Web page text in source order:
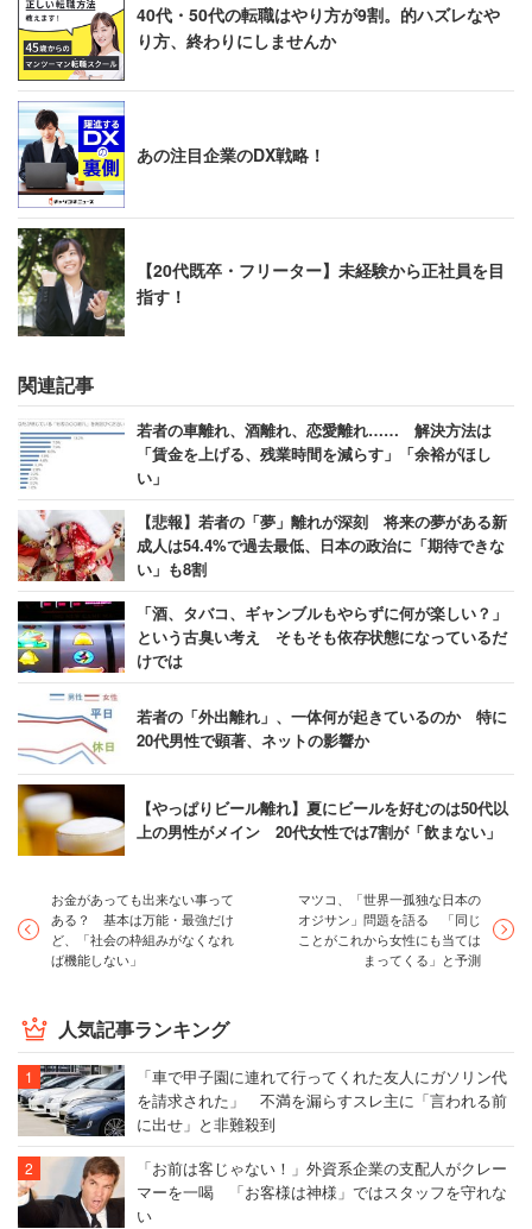
40代・50代の転職はやり方が9割。的ハズレなや
り方、終わりにしませんか
あの注目企業のDX戦略！
【20代既卒・フリーター】未経験から正社員を目
指す！
関連記事
若者の車離れ、酒離れ、恋愛離れ…… 解決方法は
「賃金を上げる、残業時間を減らす」「余裕がほし
い」
【悲報】若者の「夢」離れが深刻 将来の夢がある新
成人は54.4%で過去最低、日本の政治に「期待できな
い」も8割
「酒、タバコ、ギャンブルもやらずに何が楽しい？」
という古臭い考え そもそも依存状態になっているだ
けでは
若者の「外出離れ」、一体何が起きているのか 特に
20代男性で顕著、ネットの影響か
【やっぱりビール離れ】夏にビールを好むのは50代以
上の男性がメイン 20代女性では7割が「飲まない」
お金があっても出来ない事って
ある？ 基本は万能・最強だけ
ど、「社会の枠組みがなくなれ
ば機能しない」
マツコ、「世界一孤独な日本の
オジサン」問題を語る 「同じ
ことがこれから女性にも当ては
まってくる」と予測
人気記事ランキング
「車で甲子園に連れて行ってくれた友人にガソリン代
を請求された」 不満を漏らすスレ主に「言われる前
に出せ」と非難殺到
「お前は客じゃない！」外資系企業の支配人がクレー
マーを一喝 「お客様は神様」ではスタッフを守れな
い